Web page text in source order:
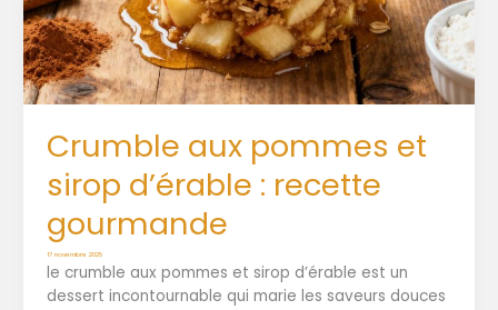
Crumble aux pommes et
sirop d’érable : recette
gourmande
17 novembre 2025
le crumble aux pommes et sirop d’érable est un
dessert incontournable qui marie les saveurs douces